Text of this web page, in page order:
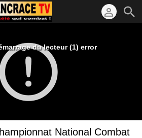
du lecteur (1) error
National Combat